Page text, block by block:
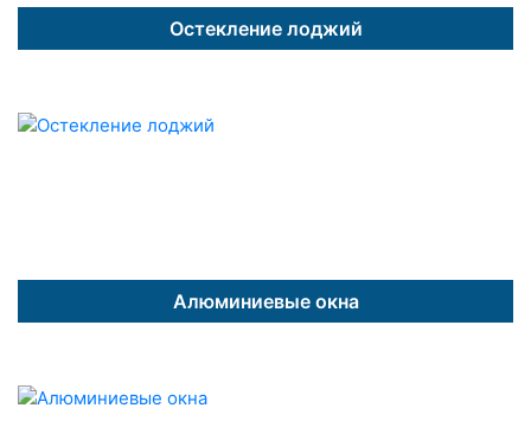
Остекление лоджий
Алюминиевые окна